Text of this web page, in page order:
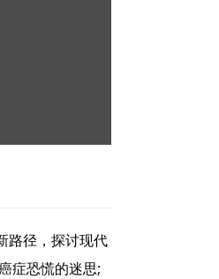
路径，探讨现代
症恐慌的迷思;